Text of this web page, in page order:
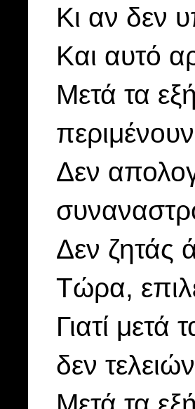
Κι αν δεν
Και αυτό
Μετά τα
Δεν
Δεν ζητάς
Τώρα,
Γιατί μετά
δεν